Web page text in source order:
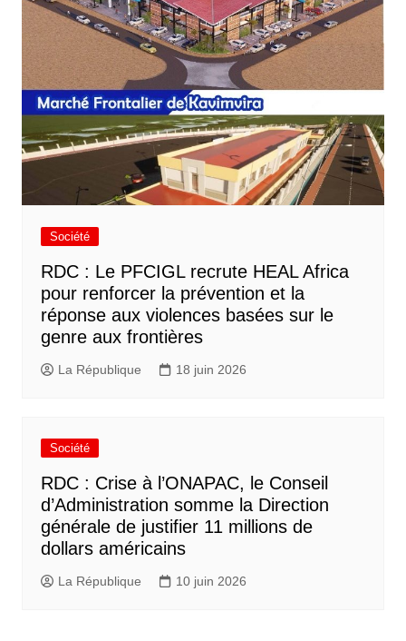
Société
RDC : Le PFCIGL recrute HEAL Africa
pour renforcer la prévention et la
réponse aux violences basées sur le
genre aux frontières
La République 18 juin 2026
Société
RDC : Crise à l’ONAPAC, le Conseil
d’Administration somme la Direction
générale de justifier 11 millions de
dollars américains
La République 10 juin 2026